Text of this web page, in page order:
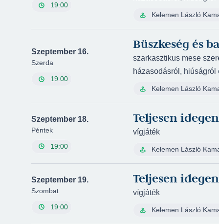
19:00
Kelemen László
Szeptember 16.
Szerda
19:00
Büszkeség és
szarkasztikus mese
házasodásról, hiúságról
Kelemen László
Szeptember 18.
Péntek
19:00
Teljesen
vígjáték
Kelemen László
Szeptember 19.
Szombat
19:00
Teljesen
vígjáték
Kelemen László